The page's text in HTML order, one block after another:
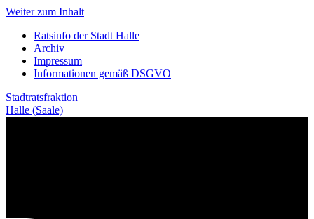
Weiter zum Inhalt
Ratsinfo der Stadt Halle
Archiv
Impressum
Informationen gemäß DSGVO
Stadtratsfraktion
Halle (Saale)